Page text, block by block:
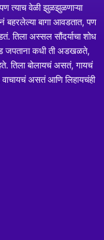
त्याच वेळी झुळझुळणाऱ्या
बहरलेल्या बागा आवडतात, पण
तिला अस्सल सौंदर्याचा शोध
जपताना कधी ती अडखळते,
तिला बोलायचं असतं, गायचं
असतं आणि लिहायचंही